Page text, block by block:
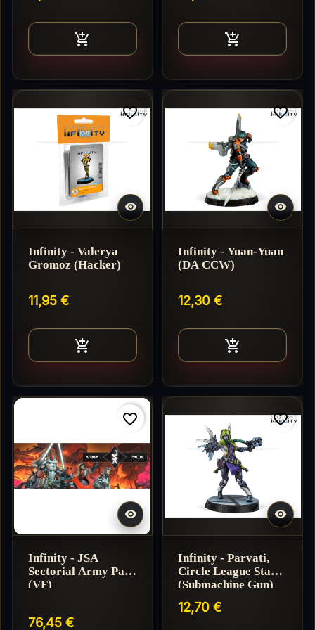
 

favorite_border
Infinity - Valerya
Gromoz (Hacker)
11,95 €


favorite_border
Infinity - Yuan-Yuan
(DA CCW)
12,30 €


favorite_border
Infinity - JSA
Sectorial Army Pack
(VF)
76,45 €

favorite_border
Infinity - Parvati,
Circle League Star
(Submachine Gun)
12,70 €